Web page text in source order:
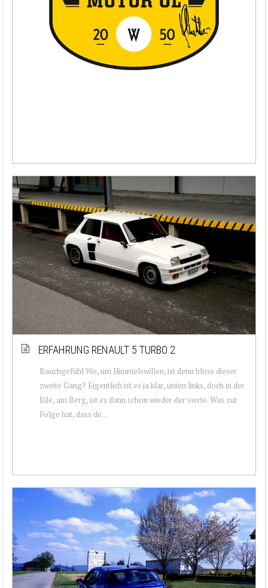
ERFAHRUNG RENAULT 5 TURBO 2
Bauchgefühl Wo, um Himmelswillen, ist denn bloss dieser
zweite Gang? Eigentlich ist es ja klar, unten links, doch in der
Eile, am Berg, ist es dann schon wieder der vierte. Was zur
Folge hat, dass de...